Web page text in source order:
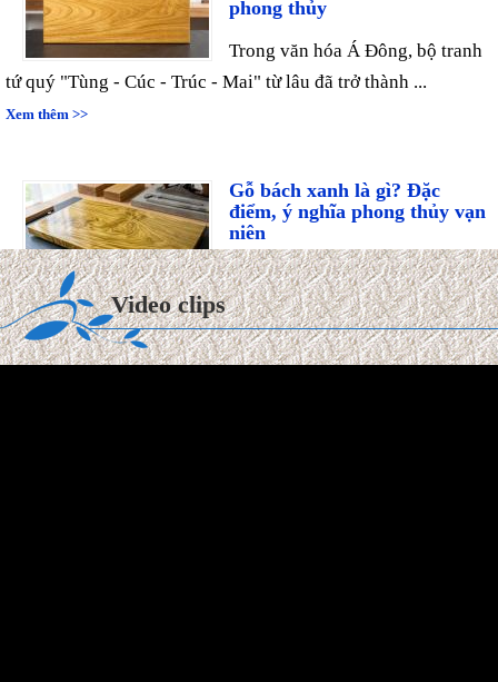
tứ quý "Tùng - Cúc - Trúc - Mai" từ lâu đã trở thành ...
Xem thêm >>
điểm, ý nghĩa phong thủy vạn
niên
Trong thế giới mộc hương cao
cấp, gỗ Bách Xanh từ lâu đã được ví như "quân vương" của
các ...
Xem thêm >>
Video clips